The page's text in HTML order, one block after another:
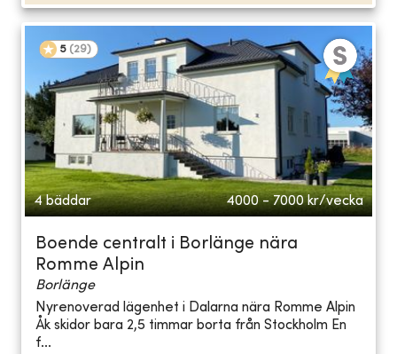
5 (29)
4 bäddar 4000 - 7000 kr/vecka
Boende centralt i Borlänge nära
Romme Alpin
Borlänge
Nyrenoverad lägenhet i Dalarna nära Romme Alpin
Åk skidor bara 2,5 timmar borta från Stockholm En
f...